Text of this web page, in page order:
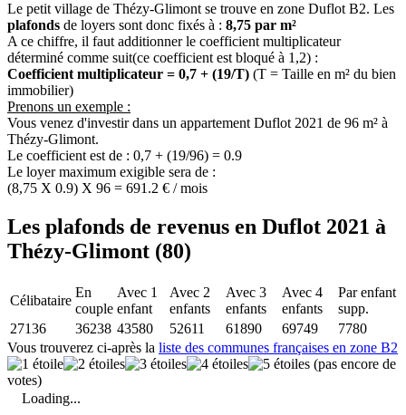
Le petit village de Thézy-Glimont se trouve en zone Duflot B2. Les
plafonds de loyers sont donc fixés à : 8,75 par m²
A ce chiffre, il faut additionner le coefficient multiplicateur
déterminé comme suit(ce coefficient est bloqué à 1,2) :
Coefficient multiplicateur = 0,7 + (19/T) (T = Taille en m² du bien
immobilier)
Prenons un exemple :
Vous venez d'investir dans un appartement Duflot 2021 de 96 m² à
Thézy-Glimont.
Le coefficient est de : 0,7 + (19/96) = 0.9
Le loyer maximum exigible sera de :
(8,75 X 0.9) X 96 = 691.2 € / mois
Les plafonds de revenus en Duflot 2021 à
Thézy-Glimont (80)
Célibataire
En
couple
Avec 1
enfant
Avec 2
enfants
Avec 3
enfants
Avec 4
enfants
Par enfant
supp.
27136
36238 43580 52611 61890 69749
7780
Vous trouverez ci-après la liste des communes françaises en zone B2
(pas encore de
votes)
Loading...